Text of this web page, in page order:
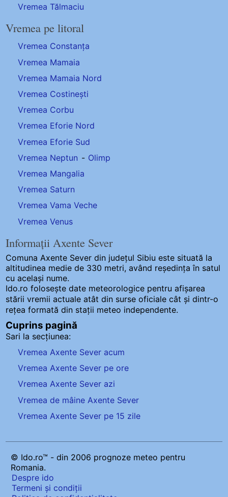
Vremea Tălmaciu
Vremea pe litoral
Vremea Constanța
Vremea Mamaia
Vremea Mamaia Nord
Vremea Costinești
Vremea Corbu
Vremea Eforie Nord
Vremea Eforie Sud
Vremea Neptun - Olimp
Vremea Mangalia
Vremea Saturn
Vremea Vama Veche
Vremea Venus
Informații Axente Sever
Comuna Axente Sever din județul Sibiu este situată la
altitudinea medie de 330 metri, având reședința în satul
cu același nume.
Ido.ro folosește date meteorologice pentru afișarea
stării vremii actuale atât din surse oficiale cât și dintr-o
rețea formată din stații meteo independente.
Cuprins pagină
Sari la secțiunea:
Vremea Axente Sever acum
Vremea Axente Sever pe ore
Vremea Axente Sever azi
Vremea de mâine Axente Sever
Vremea Axente Sever pe 15 zile
© Ido.ro™ - din 2006 prognoze meteo pentru
Romania.
Despre ido
Termeni și condiții